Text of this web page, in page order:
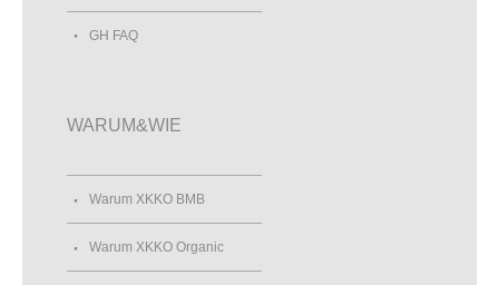
GH FAQ
WARUM&WIE
Warum XKKO BMB
Warum XKKO Organic